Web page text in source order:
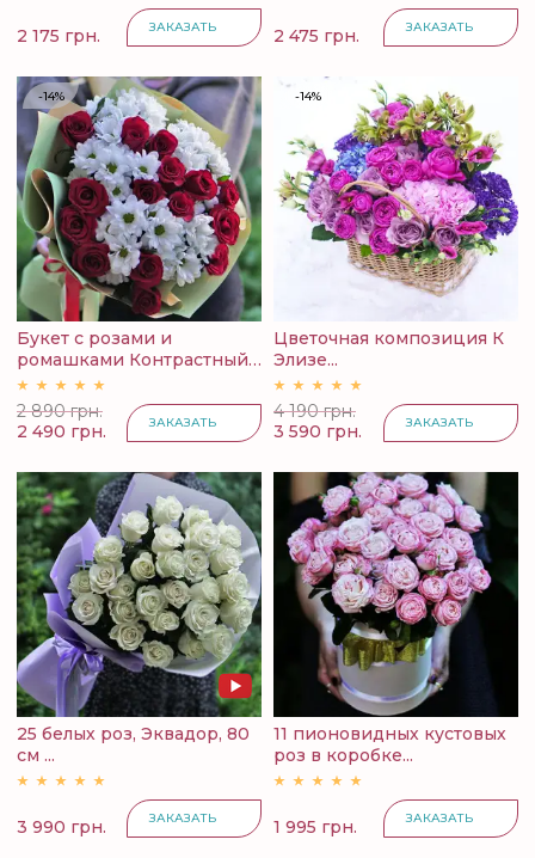
2 175 грн. ЗАКАЗАТЬ 2 475 грн. ЗАКАЗАТЬ
-14%
Букет с розами и
ромашками Контрастный
...
2 890 грн.
2 490 грн.
ЗАКАЗАТЬ
-14%
Цветочная композиция К
Элизе...
4 190 грн.
3 590 грн.
ЗАКАЗАТЬ
25 белых роз, Эквадор, 80
см ...
3 990 грн. ЗАКАЗАТЬ
11 пионовидных кустовых
роз в коробке...
1 995 грн. ЗАКАЗАТЬ